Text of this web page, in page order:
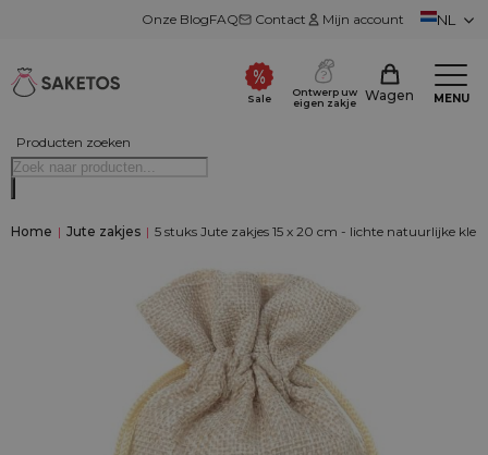
Onze BlogFAQ Contact Mijn account NL
Producten zoeken
Sale
Ontwerp uw
eigen zakje
Wagen MENU
Home | Jute zakjes | 5 stuks Jute zakjes 15 x 20 cm - lichte natuurlijke